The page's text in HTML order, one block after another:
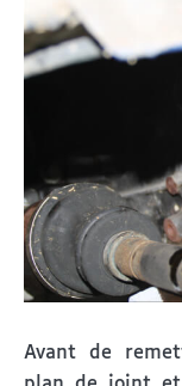
Avant de